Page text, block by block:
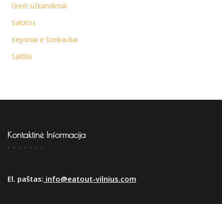
Greiti užkandimai
Salotos
Kepsniai ir šonkauliai
Saldūs
Kontaktinė Informacija
El. paštas: info@eatout-vilnius.com